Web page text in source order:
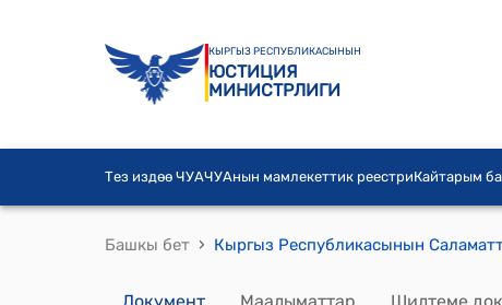
КЫРГЫЗ РЕСПУБЛИКАСЫНЫН
ЮСТИЦИЯ
МИНИСТРЛИГИ
Тез издөө ЧУАЧУАнын мамлекеттик реестриКайтарым
Башкы бет ›
Документ Маалыматтар Шилтеме